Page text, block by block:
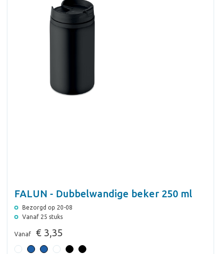
FALUN - Dubbelwandige beker 250 ml
Bezorgd op 20-08
Vanaf 25 stuks
Vanaf € 3,35